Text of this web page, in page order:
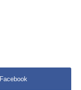
Facebook